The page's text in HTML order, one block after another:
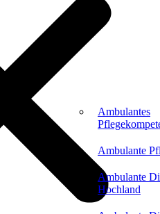
Ambulantes
Ambulante
Ambulante
Hochland